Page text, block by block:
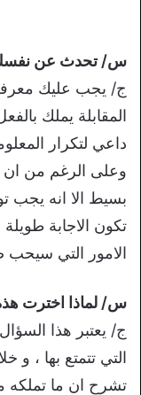
س/ تحدث عن
ج/ يجب عليك
المقابلة يملك
داعي لتكرار
وعلى الرغم من ان
بسيط الا انه يجب
تكون الاجابة
الامور التي
س/ لماذا اخترت
ج/ يعتبر هذا
التي تتمتع بها ، و
تشرح ان ما تملكه